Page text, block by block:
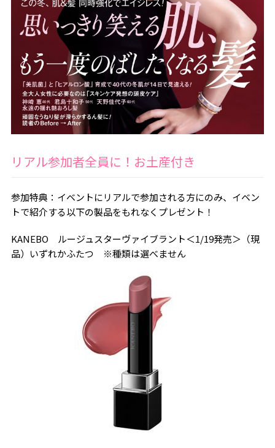
リアル参加者全員に！お土産付き
参加特典：イベントにリアルで参加される方にのみ、イベン
トで紹介する以下の製品をもれなくプレゼント！
KANEBO ルージュスターヴァイブラント＜1/19発売＞（現
品）いずれかふたつ ※種類は選べません